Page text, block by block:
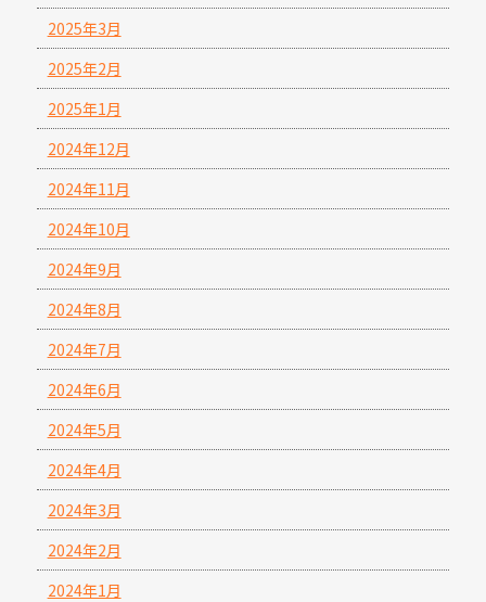
2025年3月
2025年2月
2025年1月
2024年12月
2024年11月
2024年10月
2024年9月
2024年8月
2024年7月
2024年6月
2024年5月
2024年4月
2024年3月
2024年2月
2024年1月